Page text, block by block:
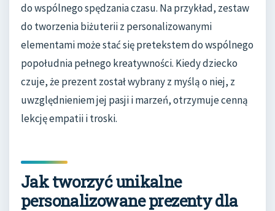
do wspólnego spędzania czasu. Na przykład, zestaw
do tworzenia biżuterii z personalizowanymi
elementami może stać się pretekstem do wspólnego
popołudnia pełnego kreatywności. Kiedy dziecko
czuje, że prezent został wybrany z myślą o niej, z
uwzględnieniem jej pasji i marzeń, otrzymuje cenną
lekcję empatii i troski.
Jak tworzyć unikalne
personalizowane prezenty dla